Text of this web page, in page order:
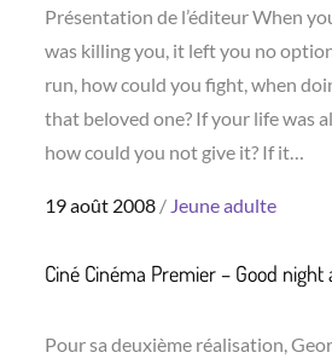
Présentation de l’éditeur When
was killing you, it left you no
run, how could you fight, when
that beloved one? If your life was
how could you not give it? If it…
Posted
19 août 2008 Jeune adulte
Ciné Cinéma Premier – Good
Pour sa deuxième réalisation,